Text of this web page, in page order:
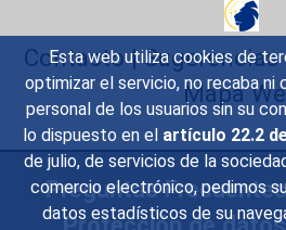
Esta web utiliza cookies de
optimizar el servicio, no recaba
personal de los usuarios sin su
lo dispuesto en el artículo 22.2
de julio, de servicios de la
comercio electrónico, pedimos
datos estadísticos de su
Contacto|Sugerencias
Mapa
Preguntas Frecuentes